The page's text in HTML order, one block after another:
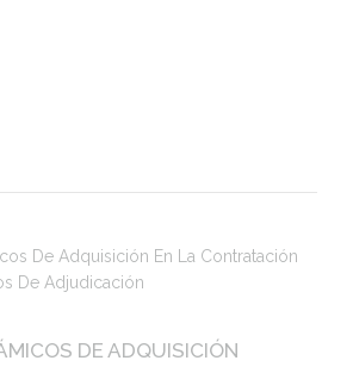
DE ADQUISICIÓN